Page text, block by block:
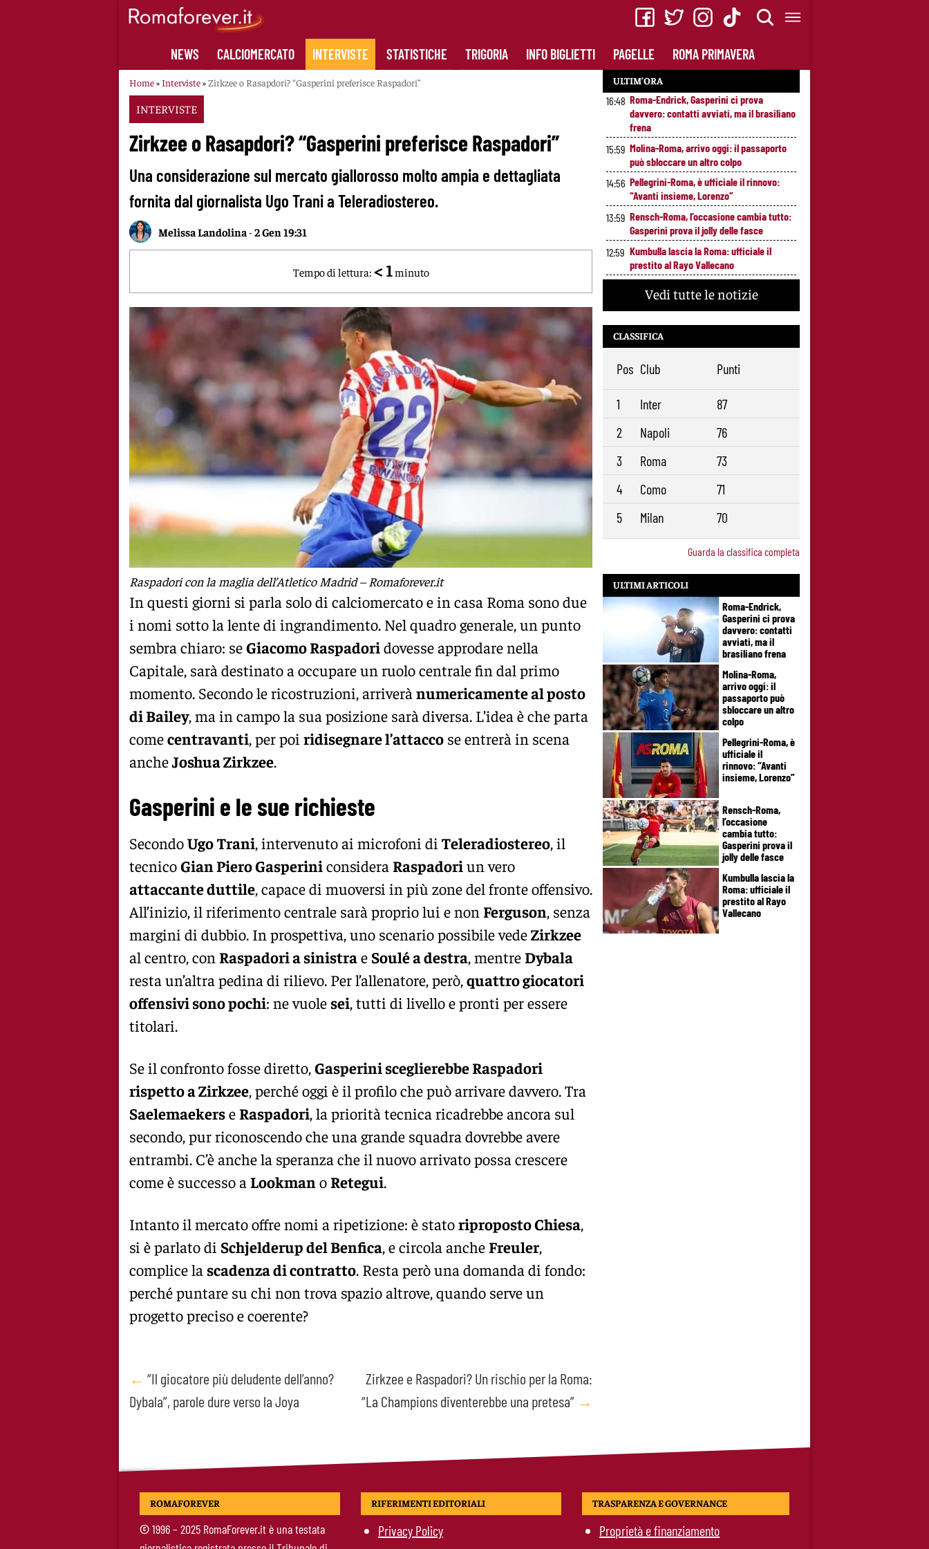
NEWS CALCIOMERCATO INTERVISTE STATISTICHE TRIGORIA INFO BIGLIETTI PAGELLE ROMA PRIMAVERA
Home»Interviste»Zirkzee o Rasapdori? “Gasperini preferisce Raspadori”
INTERVISTE
Zirkzee o Rasapdori? “Gasperini preferisce Raspadori”
Una considerazione sul mercato giallorosso molto ampia e dettagliata
fornita dal giornalista Ugo Trani a Teleradiostereo.
Melissa Landolina -2 Gen 19:31
Tempo di lettura: < 1 minuto
Raspadori con la maglia dell’Atletico Madrid – Romaforever.it
In questi giorni si parla solo di calciomercato e in casa Roma sono due
i nomi sotto la lente di ingrandimento. Nel quadro generale, un punto
sembra chiaro: seGiacomo Raspadoridovesse approdare nella
Capitale, sarà destinato a occupare un ruolo centrale fin dal primo
momento. Secondo le ricostruzioni, arriverà numericamente al posto
di Bailey, ma in campo la sua posizione sarà diversa. L’idea è che parta
comecentravanti, per poi ridisegnare l’attacco se entrerà in scena
ancheJoshua Zirkzee.
Gasperini e le sue richieste
SecondoUgoTrani, intervenuto ai microfoni di Teleradiostereo, il
tecnicoGian Piero Gasperiniconsidera Raspadoriun vero
attaccante duttile, capace di muoversi in più zone del fronte offensivo.
All’inizio, il riferimento centrale sarà proprio lui e non Ferguson, senza
margini di dubbio. In prospettiva, uno scenario possibile vedeZirkzee
al centro, con Raspadori a sinistrae Soulé a destra, mentreDybala
resta un’altra pedina di rilievo. Per l’allenatore, però,quattro giocatori
offensivi sono pochi: ne vuole sei, tutti di livello e pronti per essere
titolari.
Se il confronto fosse diretto,Gasperini sceglierebbe Raspadori
rispetto a Zirkzee, perché oggi è il profilo che può arrivare davvero. Tra
SaelemaekerseRaspadori, la priorità tecnica ricadrebbe ancora sul
secondo, pur riconoscendo che una grande squadra dovrebbe avere
entrambi. C’è anche la speranza che il nuovo arrivato possa crescere
come è successo a LookmanoRetegui.
Intanto il mercato offre nomi a ripetizione: è statoriproposto Chiesa,
si è parlato di Schjelderup del Benfica, e circola ancheFreuler,
complice la scadenza di contratto. Resta però una domanda di fondo:
perché puntare su chi non trova spazio altrove, quando serve un
progetto preciso e coerente?
Post
navigation
← “Il giocatore più deludente dell’anno?
Dybala”, parole dure verso la Joya
Zirkzee e Raspadori? Un rischio per la Roma:
“La Champions diventerebbe una pretesa” →
ULTIM’ORA
16:48 Roma-Endrick, Gasperini ci prova
davvero: contatti avviati, ma il brasiliano
frena
15:59 Molina-Roma, arrivo oggi: il passaporto
può sbloccare un altro colpo
14:56 Pellegrini-Roma, è ufficiale il rinnovo:
“Avanti insieme, Lorenzo”
13:59 Rensch-Roma, l’occasione cambia tutto:
Gasperini prova il jolly delle fasce
12:59 Kumbulla lascia la Roma: ufficiale il
prestito al Rayo Vallecano
Gasperini. Pellegrini fa le visite e torna in
gruppo
10:41 Rowe chiude alla Roma: “Sono
concentrato sul Bologna”. Poi esalta
Fofana e Gittens
Vedi tutte le notizie
CLASSIFICA
Pos Club Punti
1 Inter
87
2
Napoli
76
3
Roma
73
4
Como
71
5
Milan 70
Guarda la classifica completa
ULTIMI ARTICOLI
Roma-Endrick,
Gasperini ci prova
davvero: contatti
avviati, ma il
brasiliano frena
Molina-Roma,
arrivo oggi: il
passaporto può
sbloccare un altro
colpo
Pellegrini-Roma, è
ufficiale il
rinnovo: “Avanti
insieme, Lorenzo”
Rensch-Roma,
l’occasione
cambia tutto:
Gasperini prova il
jolly delle fasce
Kumbulla lascia la
Roma: ufficiale il
prestito al Rayo
Vallecano
ROMAFOREVER
©1996 – 2025 RomaForever.it è una testata
RIFERIMENTI EDITORIALI
Privacy Policy
TRASPARENZA E GOVERNANCE
Proprietà e finanziamento